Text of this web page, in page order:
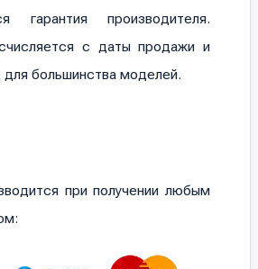
гарантия производителя.
с даты продажи и
для большинства моделей.
при получении любым